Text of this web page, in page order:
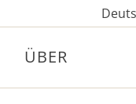
S
A
ÜBER